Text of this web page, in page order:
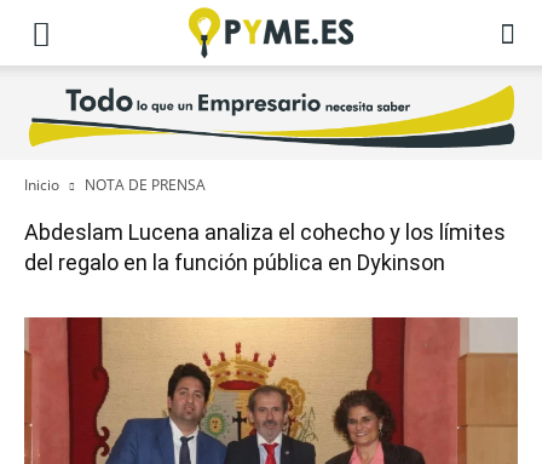
Inicio NOTA DE PRENSA
Abdeslam Lucena analiza el cohecho y los límites
del regalo en la función pública en Dykinson